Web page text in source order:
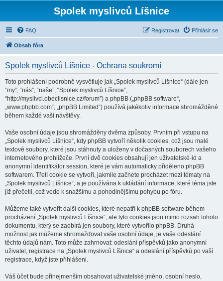
Spolek myslivců Líšnice
FAQ Přihlásit se
Registrovat
Obsah fóra
Spolek myslivců Líšnice - Ochrana soukromí
Toto prohlášení podrobně vysvětluje jak „Spolek myslivců Líšnice“ (dále jen
“my”, “nás”, “naše”, “Spolek myslivců Líšnice”,
“http://myslivci.obeclisnice.cz/forum”) a phpBB („phpBB software“,
„www.phpbb.com“, „phpBB Limited“) používá jakékoliv informace shromážděné
během každé vaší návštěvy.
Vaše osobní údaje jsou shromážděny dvěma způsoby. Prvním při vstupu na
„Spolek myslivců Líšnice“, kdy phpBB vytvoří několik cookies, což jsou malé
textové soubory, které jsou stáhnuty a uloženy v dočasných souborech vašeho
internetového prohlížeče. První dvě cookies obsahují jen uživatelské-id a
anonymní identifikátor session, které je vám automaticky přiděleno phpBB
softwarem. Třetí cookie se vytvoří, jakmile začnete procházet mezi tématy na
„Spolek myslivců Líšnice“, a je používána k ukládání informace, které téma jste
již přečetli, což vede k snažšímu a pohodlnějšímu pohybu po fóru.
Můžeme také vytvořit další cookies, které nepatří k phpBB software během
procházení „Spolek myslivců Líšnice“, ale tyto cookies jsou mimo rozsah tohoto
dokumentu, který se zaobírá jen soubory, které vytvořilo phpBB. Druhá
možnost jak můžeme shromažďovat vaše osobní údaje, je vaše odeslání
těchto údajů nám. Toto může zahrnovat: odeslání příspěvků jako anonymní
uživatel, registrace na „Spolek myslivců Líšnice“ a odeslání příspěvků po vaší
registrace, když jste přihlášeni.
Váš účet bude přinejmenším obsahovat uživatelské jméno, osobní heslo,